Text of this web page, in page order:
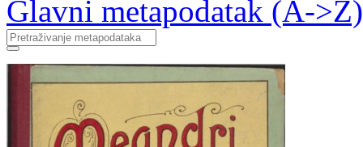
Glavni metapodatak (A->Z)